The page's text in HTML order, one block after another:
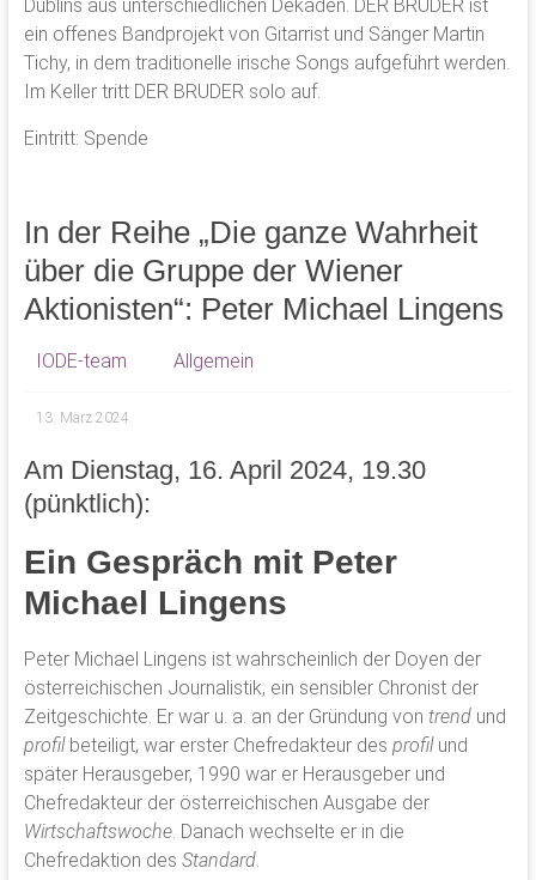
Dublins aus unterschiedlichen Dekaden. DER BRUDER ist
ein offenes Bandprojekt von Gitarrist und Sänger Martin
Tichy, in dem traditionelle irische Songs aufgeführt werden.
Im Keller tritt DER BRUDER solo auf.
Eintritt: Spende
In der Reihe „Die ganze Wahrheit
über die Gruppe der Wiener
Aktionisten“: Peter Michael Lingens
IODE-team Allgemein
13. März 2024
Am Dienstag, 16. April 2024, 19.30
(pünktlich):
Ein Gespräch mit Peter
Michael Lingens
Peter Michael Lingens ist wahrscheinlich der Doyen der
österreichischen Journalistik, ein sensibler Chronist der
Zeitgeschichte. Er war u. a. an der Gründung von trendund
profilbeteiligt, war erster Chefredakteur des profilund
später Herausgeber, 1990 war er Herausgeber und
Chefredakteur der österreichischen Ausgabe der
Wirtschaftswoche. Danach wechselte er in die
Chefredaktion des Standard.